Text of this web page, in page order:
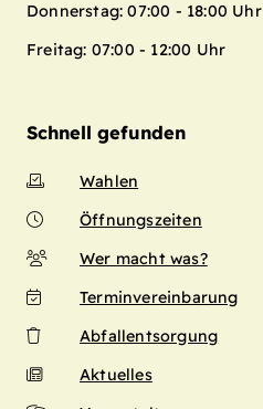
Donnerstag: 07:00 - 18:00 Uhr
Freitag: 07:00 - 12:00 Uhr
Schnell gefunden
Wahlen
Öffnungszeiten
Wer macht was?
Terminvereinbarung
Abfallentsorgung
Aktuelles